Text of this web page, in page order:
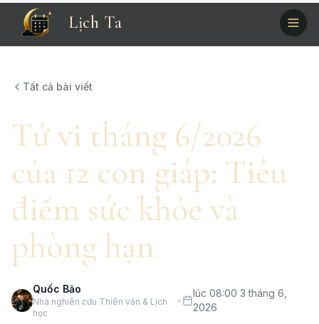
Lịch Ta
Tất cả bài viết
Tử vi tháng 6/2026
của 12 con giáp: Tiêu
điểm sức khỏe và
phòng hạn
Quốc Bảo
Nhà nghiên cứu Thiên văn & Lịch
học
•
lúc 08:00 3 tháng 6,
2026